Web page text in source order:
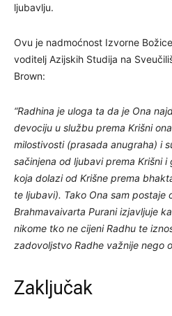
ljubavlju.
Ovu je nadmoćnost Izvorne
voditelj Azijskih Studija na
Brown:
“Radhina je uloga ta da je Ona
devociju u službu prema Krišni
milostivosti (prasada anugraha) i
sačinjena od ljubavi prema Krišni
koja dolazi od Krišne prema
te ljubavi). Tako Ona sam postaje
Brahmavaivarta Purani izjavljuje
nikome tko ne cijeni Radhu te
zadovoljstvo Radhe važnije nego
Zaključak